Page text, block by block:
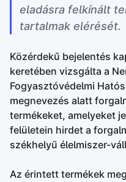
eladásra felkínált
tartalmak elérését.
Közérdekű bejelentés
keretében vizsgálta a
Fogyasztóvédelmi
megnevezés alatt
termékeket, amelyeket
felületein hirdet a
székhelyű élelmiszer-
Az érintett termékek